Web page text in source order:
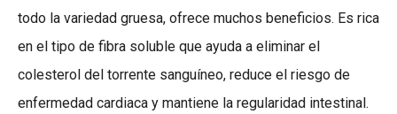
todo la variedad gruesa, ofrece muchos beneficios. Es rica
en el tipo de fibra soluble que ayuda a eliminar el
colesterol del torrente sanguíneo, reduce el riesgo de
enfermedad cardiaca y mantiene la regularidad intestinal.